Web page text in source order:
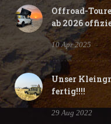
Offroad-
ab 2026
10 Apr 2025
Unser
fertig!!!!
29 Aug 2022